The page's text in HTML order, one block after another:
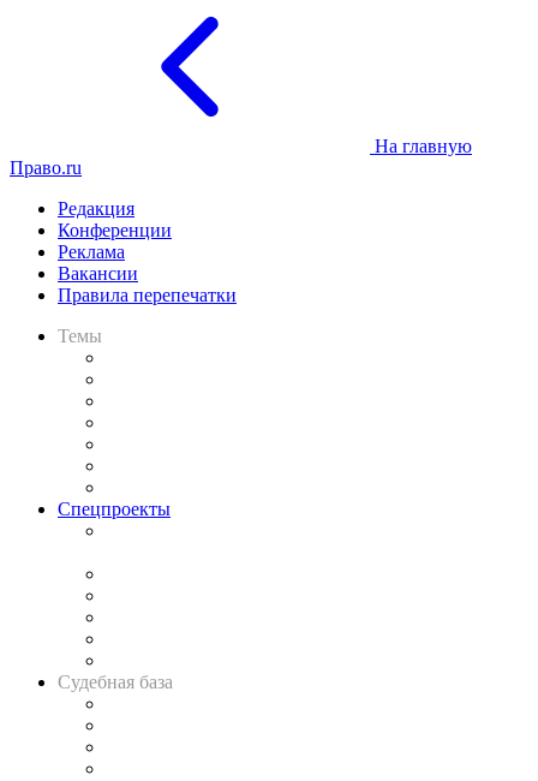
На главную
Право.ru
Редакция
Конференции
Реклама
Вакансии
Правила перепечатки
Темы
Спецпроекты
Судебная база